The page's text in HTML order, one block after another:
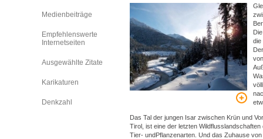
Medienbeiträge
Empfehlenswerte
Internetseiten
Ausgewählte Zitate
Karikaturen
Denkzahl
die
Das Tal der jungen Isar zwischen Krün und
Tirol, ist eine der letzten
Tier- undPflanzenarten. Und das Zuhause